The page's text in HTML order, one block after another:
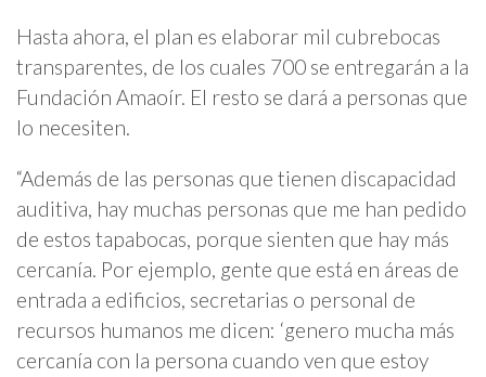
Hasta ahora, el plan es elaborar mil cubrebocas
transparentes, de los cuales 700 se entregarán a la
Fundación Amaoír. El resto se dará a personas que
lo necesiten.
“Además de las personas que tienen discapacidad
auditiva, hay muchas personas que me han pedido
de estos tapabocas, porque sienten que hay más
cercanía. Por ejemplo, gente que está en áreas de
entrada a edificios, secretarias o personal de
recursos humanos me dicen: ‘genero mucha más
cercanía con la persona cuando ven que estoy